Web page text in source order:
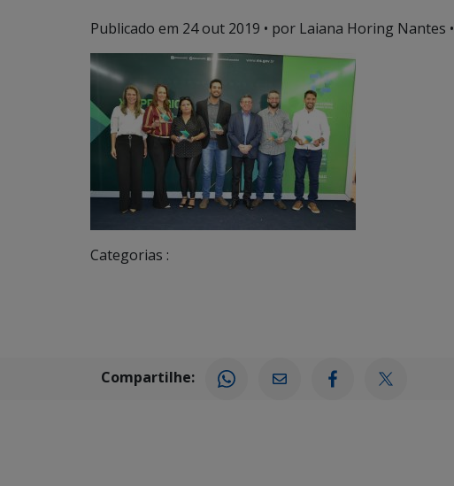
Publicado em 24 out 2019 • por Laiana Horing Nantes •
Categorias :
Compartilhe: